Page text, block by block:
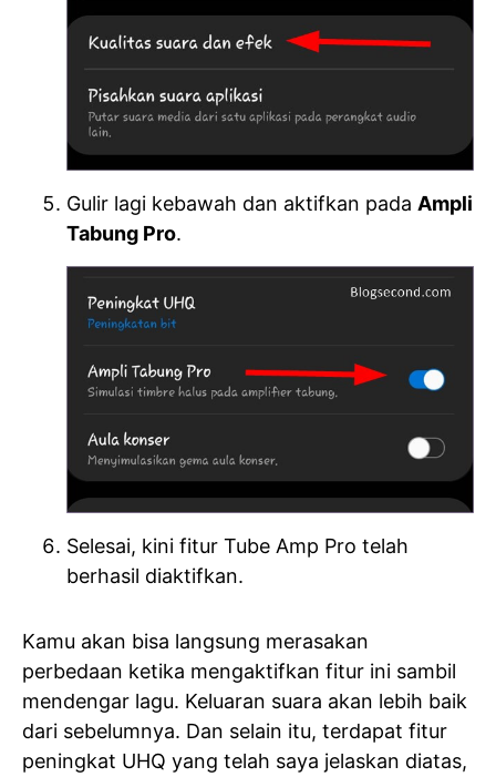
Gulir lagi kebawah dan aktifkan pada Ampli
Tabung Pro.
Selesai, kini fitur Tube Amp Pro telah
berhasil diaktifkan.
Kamu akan bisa langsung merasakan
perbedaan ketika mengaktifkan fitur ini sambil
mendengar lagu. Keluaran suara akan lebih baik
dari sebelumnya. Dan selain itu, terdapat fitur
peningkat UHQ yang telah saya jelaskan diatas,